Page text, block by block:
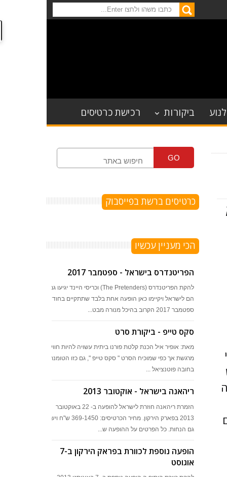
ביקורות רכישת כרטיסים
GO
כרטיסים ברשת בפייסבוק
הכי מעניין עכשיו
הפריטנדרס בישראל - ספטמבר 2017
להקת הפריטנדרס (The Pretenders) וכריסי היינד יגיעו גם
הם לישראל ויקיימו כאן הופעה אחת בלבד שתתקיים בחודש
ספטמבר 2017 הקרוב בהיכל מנורה מבט...
סקס טייפ - ביקורת סרט
מאת: אופיר איל הכנת קלטת פורנו ביתית עשויה להיות חוויה
מרגשת אך כפי שמוכיח הסרט " סקס טייפ ", גם כזו הטומנת
בחובה פוטנציאל ...
ריהאנה בישראל - אוקטובר 2013
הזמרת ריהאנה חוזרת לישראל להופעה ב- 22 באוקטובר
2013 בפארק הירקון. מחיר הכרטיסים: 369-1450 ש"ח ויש
גם הנחות. כל הפרטים על ההופעה ש...
הופעה נוספת לכוורת בפראק הירקון ב-7
אוגוסט